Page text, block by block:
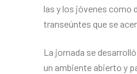
las y los jóvenes como
transeúntes que se
La jornada se
un ambiente abierto y